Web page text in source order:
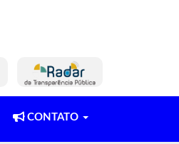
CONTATO